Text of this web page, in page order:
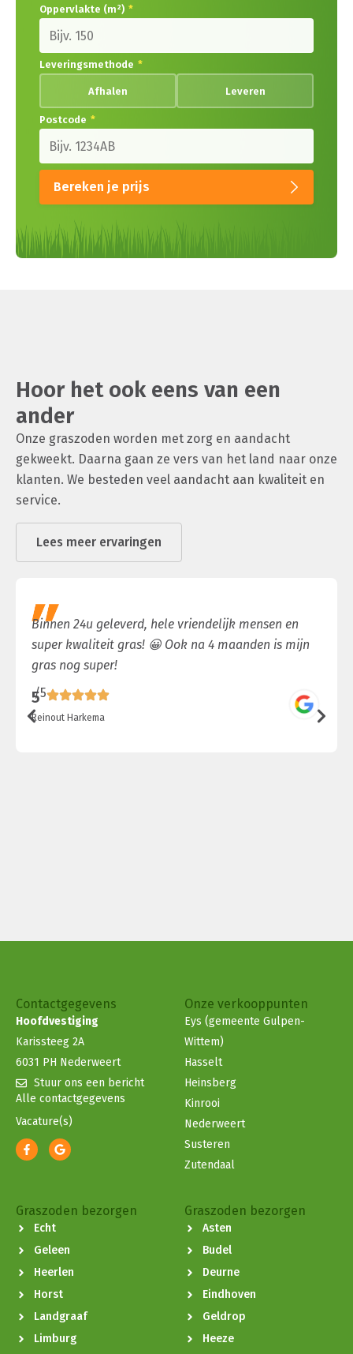
Oppervlakte (m²) *
Leveringsmethode *
Afhalen Leveren
Postcode *
Bereken je prijs
Hoor het ook eens van een
ander
Onze graszoden worden met zorg en aandacht
gekweekt. Daarna gaan ze vers van het land naar onze
klanten. We besteden veel aandacht aan kwaliteit en
service.
Lees meer ervaringen
Binnen 24u geleverd, hele vriendelijk mensen en
super kwaliteit gras! 😀 Ook na 4 maanden is mijn
gras nog super!
5/5
Reinout Harkema
Contactgegevens
Hoofdvestiging
Karissteeg 2A
6031 PH Nederweert
Stuur ons een bericht
Alle contactgegevens
Vacature(s)
Onze verkooppunten
Eys (gemeente Gulpen-
Wittem)
Hasselt
Heinsberg
Kinrooi
Nederweert
Susteren
Zutendaal
Graszoden bezorgen
Echt
Geleen
Heerlen
Horst
Landgraaf
Limburg
Graszoden bezorgen
Asten
Budel
Deurne
Eindhoven
Geldrop
Heeze